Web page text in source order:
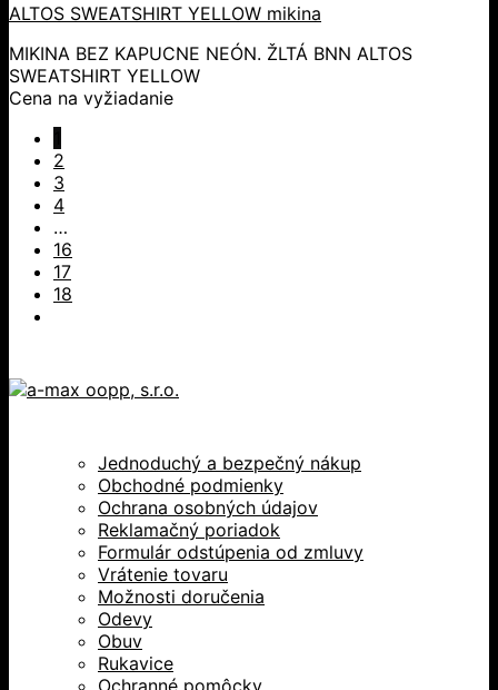
ALTOS SWEATSHIRT YELLOW mikina
MIKINA BEZ KAPUCNE NEÓN. ŽLTÁ BNN ALTOS
SWEATSHIRT YELLOW
Cena na vyžiadanie
2
3
4
…
16
17
18
Jednoduchý a bezpečný nákup
Obchodné podmienky
Ochrana osobných údajov
Reklamačný poriadok
Formulár odstúpenia od zmluvy
Vrátenie tovaru
Možnosti doručenia
Odevy
Obuv
Rukavice
Ochranné pomôcky